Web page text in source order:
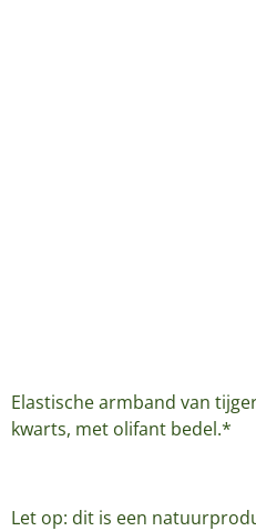
Elastische armband van
kwarts, met olifant bedel.*
Let op: dit is een